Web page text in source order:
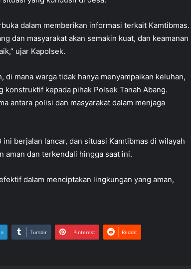
dalam memberikan informasi terkait Kamtibmas.
dan masyarakat akan semakin kuat, dan keamanan
ujar Kapolsek.
mana warga tidak hanya menyampaikan keluhan,
konstruktif kepada pihak Polsek Tanah Abang.
antara polisi dan masyarakat dalam menjaga
berjalan lancar, dan situasi Kamtibmas di wilayah
aman dan terkendali hingga saat ini.
dalam menciptakan lingkungan yang aman,
Tumblr Pinterest Reddit